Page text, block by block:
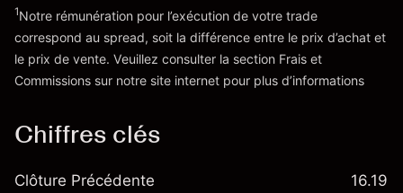
Vers la plateforme
Valeur nominale avec effet de levier
~ €19,000.00
'Tarifs et Frais
1Notre rémunération pour l’exécution de votre trade
correspond au spread, soit la différence entre le prix d’achat et
le prix de vente. Veuillez consulter la section Frais et
Commissions sur notre site internet pour plus d’informations
Chiffres clés
Clôture Précédente 16.19